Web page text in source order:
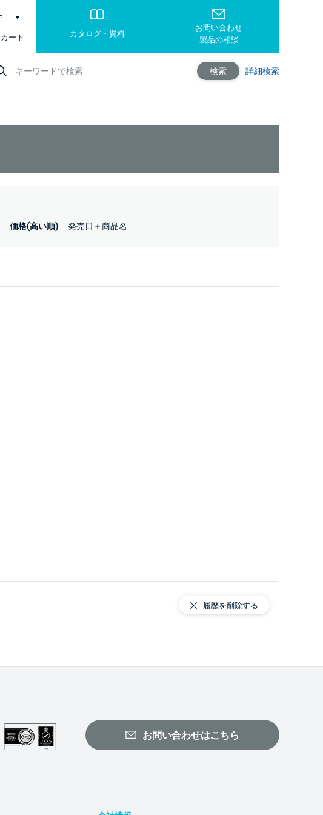
カート カタログ・資料
お問い合わせ
製品の相談
検索 詳細検索
価格(高い順) 発売日＋商品名
履歴を削除する
お問い合わせはこちら